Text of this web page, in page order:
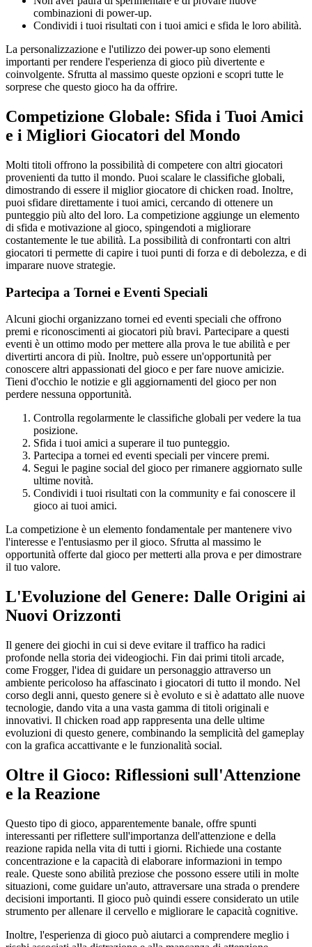
combinazioni di power-up.
Condividi i tuoi risultati con i tuoi amici e sfida le loro abilità.
La personalizzazione e l'utilizzo dei power-up sono elementi
importanti per rendere l'esperienza di gioco più divertente e
coinvolgente. Sfrutta al massimo queste opzioni e scopri tutte le
sorprese che questo gioco ha da offrire.
Competizione Globale: Sfida i Tuoi Amici
e i Migliori Giocatori del Mondo
Molti titoli offrono la possibilità di competere con altri giocatori
provenienti da tutto il mondo. Puoi scalare le classifiche globali,
dimostrando di essere il miglior giocatore di chicken road. Inoltre,
puoi sfidare direttamente i tuoi amici, cercando di ottenere un
punteggio più alto del loro. La competizione aggiunge un elemento
di sfida e motivazione al gioco, spingendoti a migliorare
costantemente le tue abilità. La possibilità di confrontarti con altri
giocatori ti permette di capire i tuoi punti di forza e di debolezza, e di
imparare nuove strategie.
Partecipa a Tornei e Eventi Speciali
Alcuni giochi organizzano tornei ed eventi speciali che offrono
premi e riconoscimenti ai giocatori più bravi. Partecipare a questi
eventi è un ottimo modo per mettere alla prova le tue abilità e per
divertirti ancora di più. Inoltre, può essere un'opportunità per
conoscere altri appassionati del gioco e per fare nuove amicizie.
Tieni d'occhio le notizie e gli aggiornamenti del gioco per non
perdere nessuna opportunità.
Controlla regolarmente le classifiche globali per vedere la tua
posizione.
Sfida i tuoi amici a superare il tuo punteggio.
Partecipa a tornei ed eventi speciali per vincere premi.
Segui le pagine social del gioco per rimanere aggiornato sulle
ultime novità.
Condividi i tuoi risultati con la community e fai conoscere il
gioco ai tuoi amici.
La competizione è un elemento fondamentale per mantenere vivo
l'interesse e l'entusiasmo per il gioco. Sfrutta al massimo le
opportunità offerte dal gioco per metterti alla prova e per dimostrare
il tuo valore.
L'Evoluzione del Genere: Dalle Origini ai
Nuovi Orizzonti
Il genere dei giochi in cui si deve evitare il traffico ha radici
profonde nella storia dei videogiochi. Fin dai primi titoli arcade,
come Frogger, l'idea di guidare un personaggio attraverso un
ambiente pericoloso ha affascinato i giocatori di tutto il mondo. Nel
corso degli anni, questo genere si è evoluto e si è adattato alle nuove
tecnologie, dando vita a una vasta gamma di titoli originali e
innovativi. Il chicken road app rappresenta una delle ultime
evoluzioni di questo genere, combinando la semplicità del gameplay
con la grafica accattivante e le funzionalità social.
Oltre il Gioco: Riflessioni sull'Attenzione
e la Reazione
Questo tipo di gioco, apparentemente banale, offre spunti
interessanti per riflettere sull'importanza dell'attenzione e della
reazione rapida nella vita di tutti i giorni. Richiede una costante
concentrazione e la capacità di elaborare informazioni in tempo
reale. Queste sono abilità preziose che possono essere utili in molte
situazioni, come guidare un'auto, attraversare una strada o prendere
decisioni importanti. Il gioco può quindi essere considerato un utile
strumento per allenare il cervello e migliorare le capacità cognitive.
Inoltre, l'esperienza di gioco può aiutarci a comprendere meglio i